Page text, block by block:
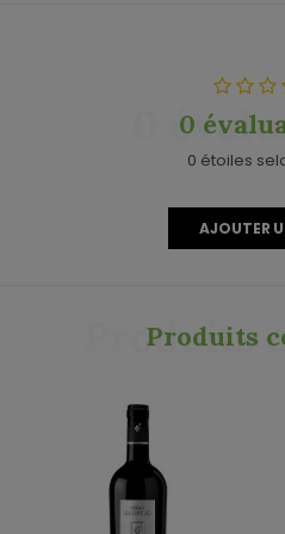
0
0
0 étoiles
AJOUTER
Produits
Produits